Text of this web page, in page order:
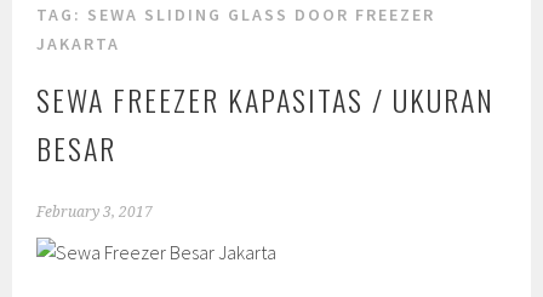
TAG: SEWA SLIDING GLASS DOOR FREEZER
JAKARTA
SEWA FREEZER KAPASITAS / UKURAN
BESAR
February 3, 2017